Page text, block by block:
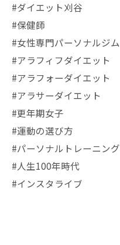
#ダイエット刈谷
#保健師
#女性専門パーソナルジム
#アラフィフダイエット
#アラフォーダイエット
#アラサーダイエット
#更年期女子
#運動の選び方
#パーソナルトレーニング
#人生100年時代
#インスタライブ